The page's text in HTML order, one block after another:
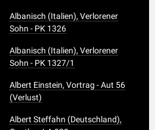
Albanisch (Italien), Verlorener
Sohn - PK 1326
Albanisch (Italien), Verlorener
Sohn - PK 1327/1
Albert Einstein, Vortrag - Aut 56
(Verlust)
Albert Steffahn (Deutschland),